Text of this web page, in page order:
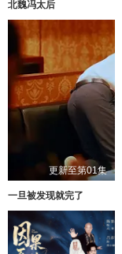
北魏冯太后
更新至第01集
一旦被发现就完了